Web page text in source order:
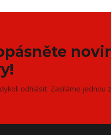
odhlásit. Zasíláme jednou